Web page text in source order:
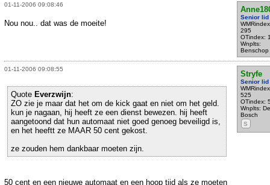
01-11-2006 09:08:46
Senior lid
295
OTindex:
Wnplts:
Benschop
Nou nou.. dat was de moeite!
01-11-2006 09:08:55
Stryfe
Senior lid
525
OTindex:
Wnplts:
Bosch
S
Quote Everzwijn:
ZO zie je maar dat het om de kick gaat en niet om het geld.
kun je nagaan, hij heeft ze een dienst bewezen. hij heeft
aangetoond dat hun automaat niet goed genoeg beveiligd is,
en het heeftt ze MAAR 50 cent gekost.
ze zouden hem dankbaar moeten zijn.
50 cent en een nieuwe automaat en een hoop tijd als ze moeten